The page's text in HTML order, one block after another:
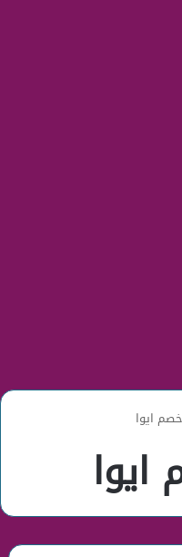
ايوا